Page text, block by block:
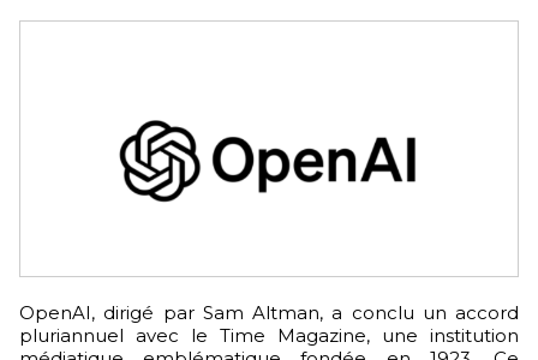
OpenAI, dirigé par Sam Altman, a conclu un accord
pluriannuel avec le Time Magazine, une institution